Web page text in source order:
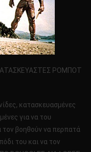
ΡΟΜΠΟΤ
κατασκευασμένες
για να του
τον βοηθούν να περπατά
του και να τον